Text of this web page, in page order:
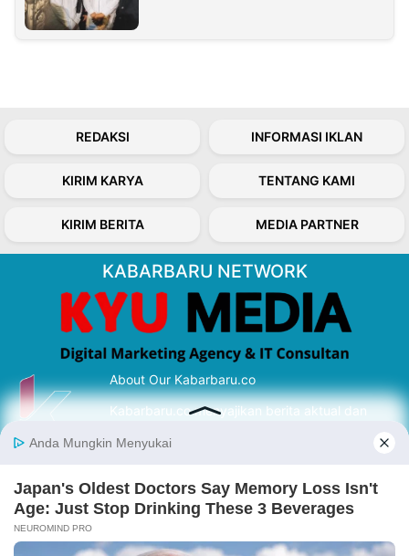
REDAKSI INFORMASI IKLAN
KIRIM KARYA TENTANG KAMI
KIRIM BERITA MEDIA PARTNER
KABARBARU NETWORK
About Our Kabarbaru.co
Kabarbaru.co menyajikan berita aktual dan
serta terverifikasi dari sumber yang tepat.
Follow Kabarbaru